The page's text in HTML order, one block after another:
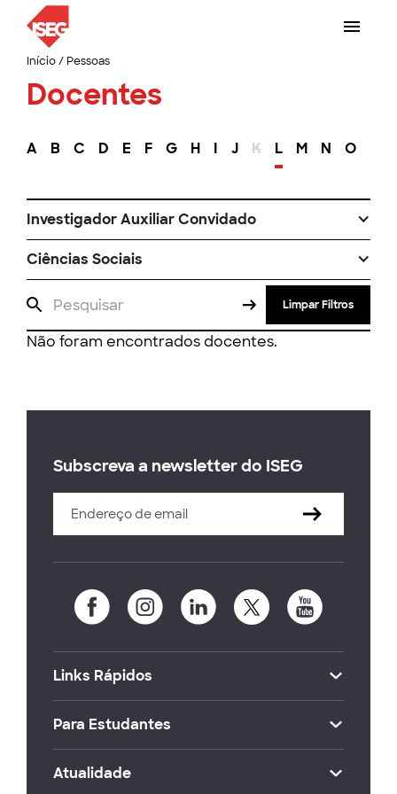
Início/ Pessoas
Docentes
A B C D E F G H I J K L M N O
Investigador Auxiliar Convidado
Ciências Sociais
Limpar Filtros
Não foram encontrados docentes.
Subscreva a newsletter do ISEG
Links Rápidos
Para Estudantes
Atualidade